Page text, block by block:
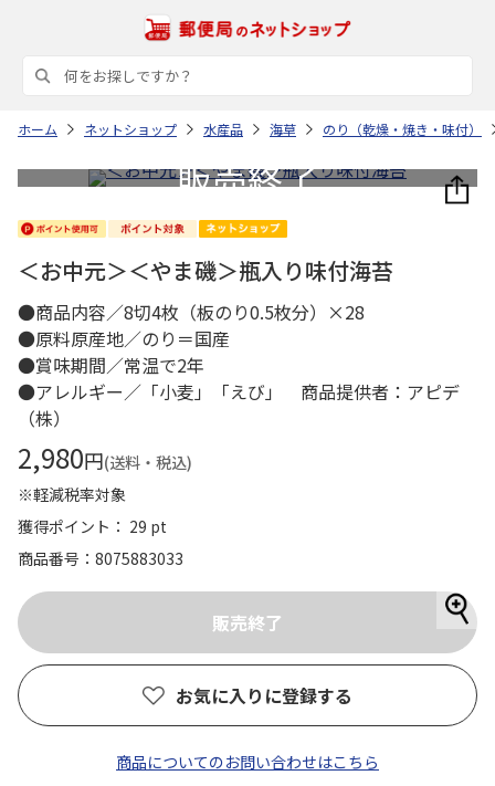
ホーム ネットショップ 水産品 海草 のり（乾燥・焼き・味付）
＜お中元＞＜やま磯＞瓶入り味付海苔
●商品内容／8切4枚（板のり0.5枚分）×28
●原料原産地／のり＝国産
●賞味期間／常温で2年
●アレルギー／「小麦」「えび」 商品提供者：アピデ
（株）
2,980円(送料・税込)
※軽減税率対象
獲得ポイント： 29 pt
商品番号
8075883033
お気に入りに登録する
商品についてのお問い合わせはこちら